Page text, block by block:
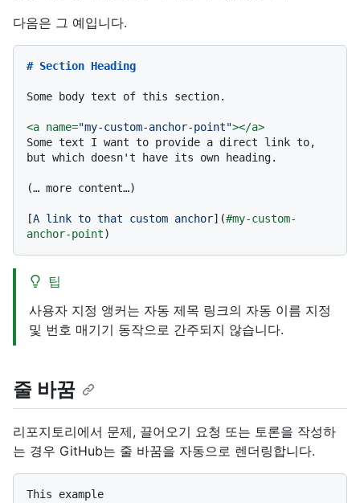
다음은 그 예입니다.
# Section Heading
Some body text of this section.
<a name="my-custom-anchor-point"></a>
Some text I want to provide a direct link to,
but which doesn't have its own heading.
(… more content…)
[A link to that custom anchor](#my-custom-
anchor-point
팁
사용자 지정 앵커는 자동 제목 링크의 자동 이름 지정
및 번호 매기기 동작으로 간주되지 않습니다.
줄 바꿈
리포지토리에서 문제, 끌어오기 요청 또는 토론을 작성하
는 경우 GitHub는 줄 바꿈을 자동으로 렌더링합니다.
This example